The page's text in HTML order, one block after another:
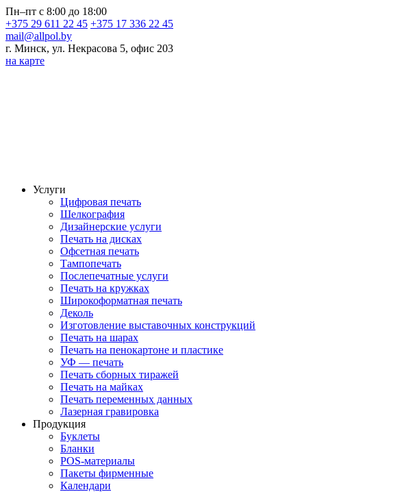
Пн–пт с 8:00 до 18:00
+375 29 611 22 45 +375 17 336 22 45
mail@allpol.by
г. Минск, ул. Некрасова 5, офис 203
на карте
Услуги
Цифровая печать
Шелкография
Дизайнерские услуги
Печать на дисках
Офсетная печать
Тампопечать
Послепечатные услуги
Печать на кружках
Широкоформатная печать
Деколь
Изготовление выставочных конструкций
Печать на шарах
Печать на пенокартоне и пластике
УФ — печать
Печать сборных тиражей
Печать на майках
Печать переменных данных
Лазерная гравировка
Продукция
Буклеты
Бланки
POS-материалы
Пакеты фирменные
Календари